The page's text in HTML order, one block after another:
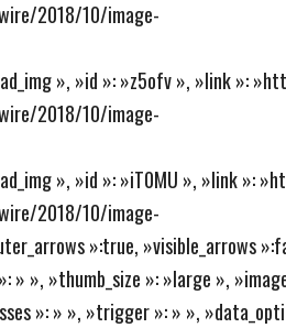
2018/10/image-
», »id »: »z5ofv », »link »:
2018/10/image-
», »id »: »iT0MU », »link »:
2018/10/image-
»:true, »visible_arrows
» », »thumb_size »: »large »,
»: » », »trigger »: » »,